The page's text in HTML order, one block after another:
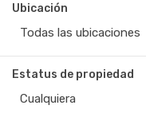
Ubicación
Todas las ubicaciones
Estatus de propiedad
Cualquiera